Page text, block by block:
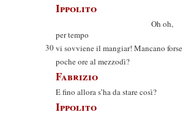
Ippolito
Oh oh,
per tempo
30vi sovviene il mangiar! Mancano forse
poche ore al mezzodì?
Fabrizio
E fino allora s’ha da stare così?
Ippolito